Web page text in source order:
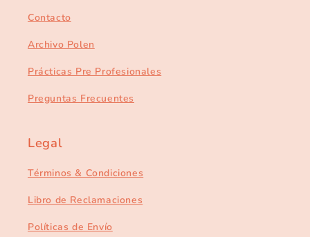
Contacto
Archivo Polen
Prácticas Pre Profesionales
Preguntas Frecuentes
Legal
Términos & Condiciones
Libro de Reclamaciones
Políticas de Envío